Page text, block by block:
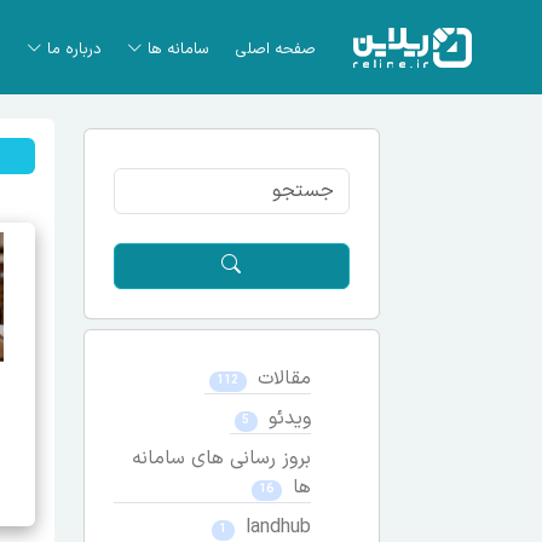
صفحه اصلی سامانه ها درباره ما
مقالات 112
ویدئو 5
بروز رسانی های سامانه
ها
16
landhub
1